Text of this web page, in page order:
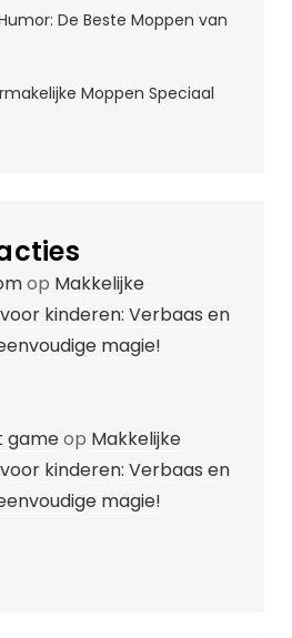
De Beste Moppen van
Moppen Speciaal
op Makkelijke
kinderen: Verbaas en
magie!
gameop Makkelijke
kinderen: Verbaas en
magie!